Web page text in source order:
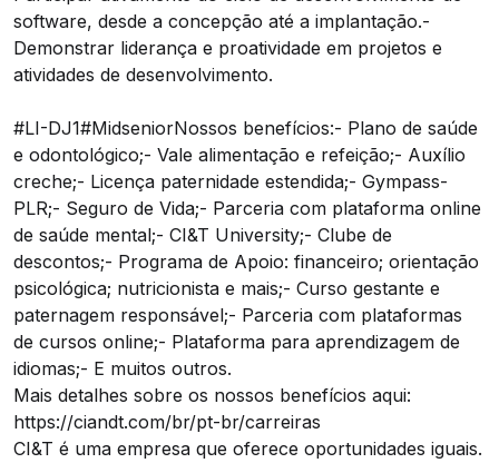
software, desde a concepção até a implantação.-
Demonstrar liderança e proatividade em projetos e
atividades de desenvolvimento.
#LI-DJ1#MidseniorNossos benefícios:- Plano de saúde
e odontológico;- Vale alimentação e refeição;- Auxílio
creche;- Licença paternidade estendida;- Gympass-
PLR;- Seguro de Vida;- Parceria com plataforma online
de saúde mental;- CI&T University;- Clube de
descontos;- Programa de Apoio: financeiro; orientação
psicológica; nutricionista e mais;- Curso gestante e
paternagem responsável;- Parceria com plataformas
de cursos online;- Plataforma para aprendizagem de
idiomas;- E muitos outros.
Mais detalhes sobre os nossos benefícios aqui:
https://ciandt.com/br/pt-br/carreiras
CI&T é uma empresa que oferece oportunidades iguais.